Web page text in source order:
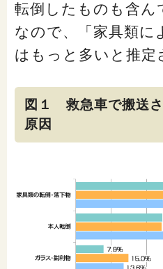
転倒したものも含ん
なので、「家具類に
はもっと多いと推定
図１ 救急車で搬送
原因